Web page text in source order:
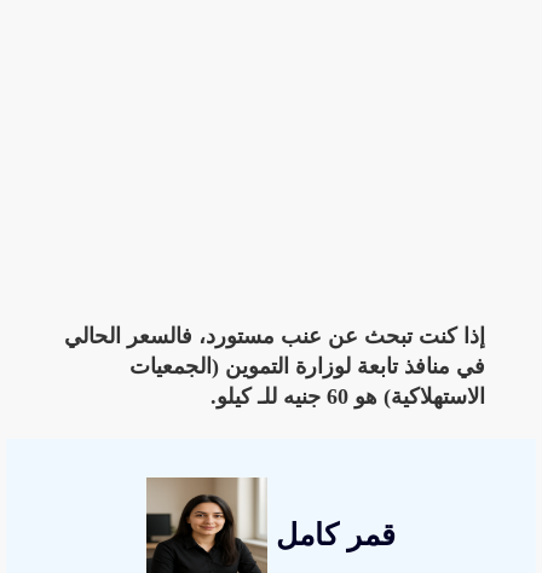
إذا كنت تبحث عن عنب مستورد، فالسعر الحالي
في منافذ تابعة لوزارة التموين (الجمعيات
الاستهلاكية) هو 60 جنيه للـ كيلو.
قمر كامل